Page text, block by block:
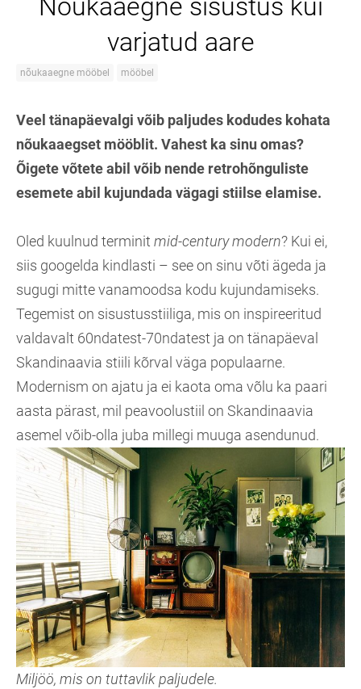
Nõukaaegne sisustus kui
varjatud aare
nõukaaegne mööbel mööbel
Veel tänapäevalgi võib paljudes kodudes kohata
nõukaaegset mööblit. Vahest ka sinu omas?
Õigete võtete abil võib nende retrohõnguliste
esemete abil kujundada vägagi stiilse elamise.
Oled kuulnud terminit mid-century modern? Kui ei,
siis googelda kindlasti – see on sinu võti ägeda ja
sugugi mitte vanamoodsa kodu kujundamiseks.
Tegemist on sisustusstiiliga, mis on inspireeritud
valdavalt 60ndatest-70ndatest ja on tänapäeval
Skandinaavia stiili kõrval väga populaarne.
Modernism on ajatu ja ei kaota oma võlu ka paari
aasta pärast, mil peavoolustiil on Skandinaavia
asemel võib-olla juba millegi muuga asendunud.
Miljöö, mis on tuttavlik paljudele.